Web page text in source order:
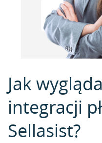
Jak
integracji
Sellasist?